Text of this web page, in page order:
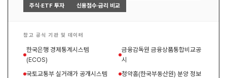
주식·ETF 투자
신용점수·금리 비교
참고 공식 기관 및 데이터
한국은행 경제통계시스템
(ECOS)
금융감독원 금융상품통합비교공
시
국토교통부 실거래가 공개시스템
청약홈(한국부동산원) 분양 정보